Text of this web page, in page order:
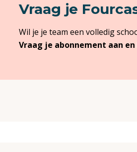
Vraag je
Wil je je team een volledig
Vraag je abonnement aan